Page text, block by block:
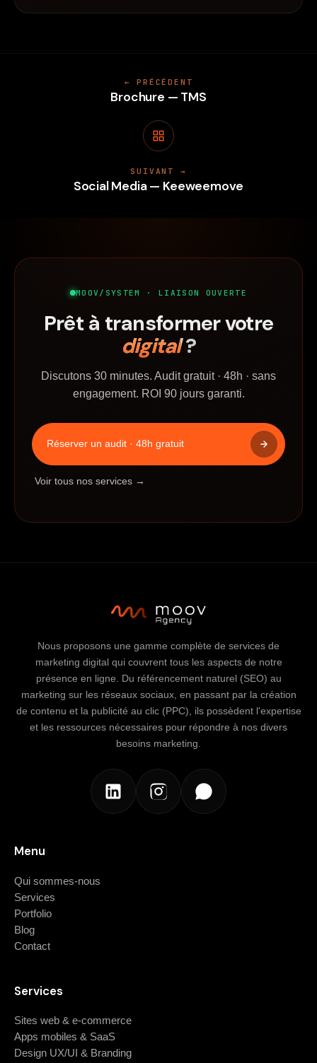
← PRÉCÉDENT
Brochure — TMS
SUIVANT →
Social Media — Keeweemove
MOOV/SYSTEM · LIAISON OUVERTE
Prêt à transformer votre
digital?
Discutons 30 minutes. Audit gratuit · 48h · sans
engagement. ROI 90 jours garanti.
Réserver un audit · 48h gratuit
Voir tous nos services →
Nous proposons une gamme complète de services de
marketing digital qui couvrent tous les aspects de notre
présence en ligne. Du référencement naturel (SEO) au
marketing sur les réseaux sociaux, en passant par la création
de contenu et la publicité au clic (PPC), ils possèdent l'expertise
et les ressources nécessaires pour répondre à nos divers
besoins marketing.
Menu
Qui sommes-nous
Services
Portfolio
Blog
Contact
Services
Sites web & e-commerce
Apps mobiles & SaaS
Design UX/UI & Branding